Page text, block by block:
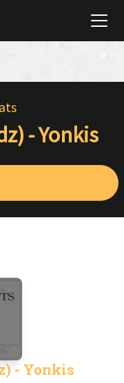
- Yonkis
- Yonkis